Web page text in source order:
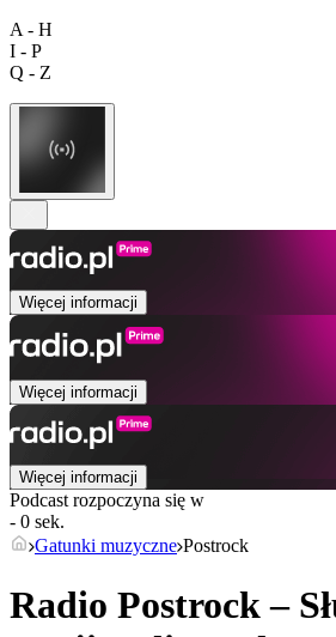
A - H
I - P
Q - Z
Więcej informacji
Więcej informacji
Więcej informacji
Podcast rozpoczyna się w
- 0 sek.
Gatunki muzyczne Postrock
Radio Postrock –